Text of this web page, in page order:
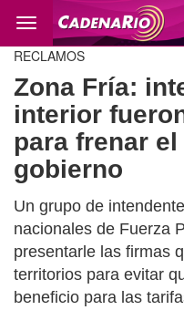
Cambio
RECLAMOS
Zona Fría:
interior
para frenar
gobierno
Un grupo de
nacionales de Fuerza
presentarle las firmas
territorios para evitar
beneficio para las